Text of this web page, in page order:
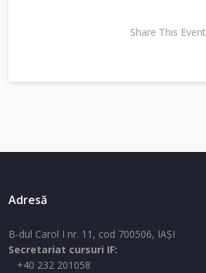
Share This Event
Adresă
B-dul Carol I nr. 11, cod 700506, IAŞI
Secretariat cursuri IF:
+40 232 201058